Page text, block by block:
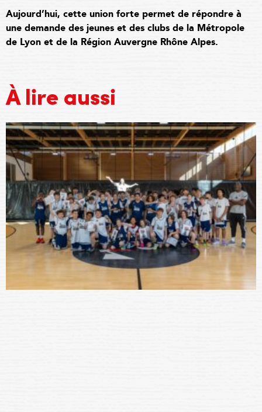
Aujourd’hui, cette union forte permet de répondre à
une demande des jeunes et des clubs de la Métropole
de Lyon et de la Région Auvergne Rhône Alpes.
À lire aussi